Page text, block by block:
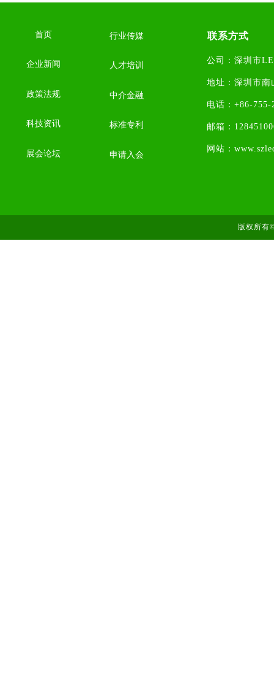
首页
企业新闻
政策法规
科技资讯
展会论坛
行业传媒
人才培训
中介金融
标准专利
申请入会
联系方式
公司：深圳市
地址： 深圳市南
电话：+86-755-
邮箱：
网站：
版权所